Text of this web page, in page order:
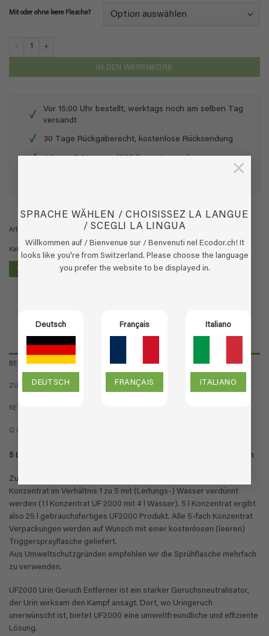
SPRACHE WÄHLEN / CHOISISSEZ LA LANGUE
/ SCEGLI LA LINGUA
Willkommen auf / Bienvenue sur / Benvenuti nel Ecodor.ch! It
looks like you're from Switzerland. Please choose the language
you prefer the website to be displayed in.
Deutsch
DEUTSCH
Français
FRANÇAIS
Italiano
ITALIANO
×
Mit oder ohne leere Flasche?
UF2000 - 5-fach Konzentrat - 5 Liter (2x 2,5 Liter) Menge
IN DEN WARENKORB
✓
Vor 15:00 Uhr bestellt, werktags noch am selben Tag
versandt
✓ 30 Tage Rückgaberecht, kostenlose Rücksendung
✓ 4,9 von 5 Sternen(365 Bewertungen)
Artikelnummer:
Kategorien:
VERKAUFSSTELLE FINDEN
BESCHREIBUNG
ZUSÄTZLICHE INFORMATION
REZENSIONEN (0)
Q & A
5 Liter Flasche 5-fach Nachfüllkonzentrat UF2000 gegen Uringeruch
Zur Herstellung des gebrauchsfertigen Produktes muss das
Konzentrat im Verhältnis 1 zu 5 mit (Leitungs-) Wasser verdünnt
werden (1 l Konzentrat UF 2000 mit 4 l Wasser). 5 l Konzentrat ergibt
also 25 l gebrauchsfertiges UF2000 Produkt. Alle 5-fach Konzentrat
Verpackungen werden auf Wunsch mit einer kostenlosen (leeren)
Triggersprayflasche geliefert.
Aus Umweltschutzgründen empfehlen wir die Sprühflasche mehrfach
zu verwenden.
UF2000 Urin Geruch Entferner ist ein starker Geruchsneutralisator,
der Urin wirksam den Kampf ansagt. Dort, wo Uringeruch
unerwünscht ist, bietet UF2000 eine umweltfreundliche und effiziente
Lösung.